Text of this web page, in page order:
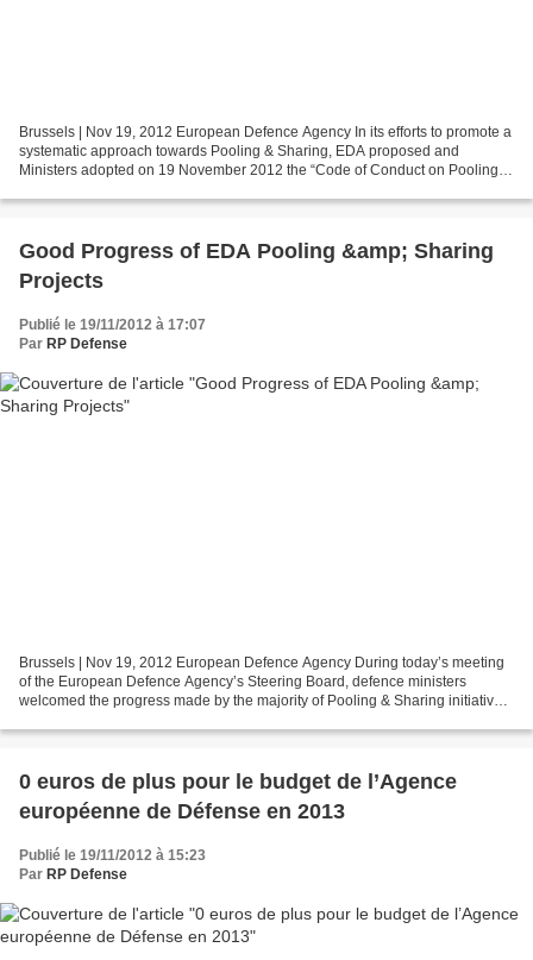
Brussels | Nov 19, 2012 European Defence Agency In its efforts to promote a
systematic approach towards Pooling & Sharing, EDA proposed and
Ministers adopted on 19 November 2012 the “Code of Conduct on Pooling &
Good Progress of EDA Pooling &amp; Sharing
Projects
Publié le 19/11/2012 à 17:07
Par RP Defense
Brussels | Nov 19, 2012 European Defence Agency During today’s meeting
of the European Defence Agency’s Steering Board, defence ministers
welcomed the progress made by the majority of Pooling & Sharing initiatives
0 euros de plus pour le budget de l’Agence
européenne de Défense en 2013
Publié le 19/11/2012 à 15:23
Par RP Defense